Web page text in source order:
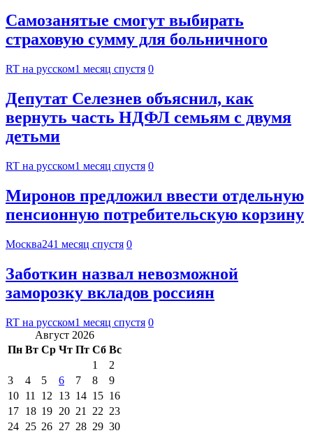
Самозанятые смогут выбирать
страховую сумму для больничного
RT на русском1 месяц спустя 0
Депутат Селезнев объяснил, как
вернуть часть НДФЛ семьям с двумя
детьми
RT на русском1 месяц спустя 0
Миронов предложил ввести отдельную
пенсионную потребительскую корзину
Москва241 месяц спустя 0
Заботкин назвал невозможной
заморозку вкладов россиян
RT на русском1 месяц спустя 0
Август 2026
Пн Вт Ср Чт Пт Сб Вс
1
2
3
4 5 6 7 8
9
10 11 12 13 14 15 16
17 18 19 20 21 22 23
24 25 26 27 28 29 30